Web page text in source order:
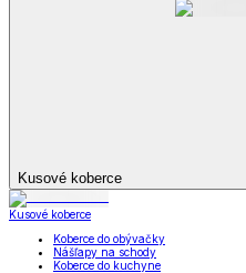
Kusové koberce
Kusové koberce
Koberce do obývačky
Nášľapy na schody
Koberce do kuchyne